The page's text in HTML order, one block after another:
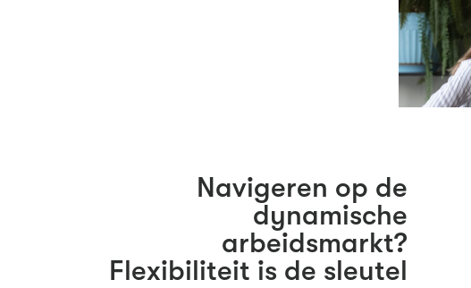
Navigeren op de
dynamische
arbeidsmarkt?
Flexibiliteit is de sleutel